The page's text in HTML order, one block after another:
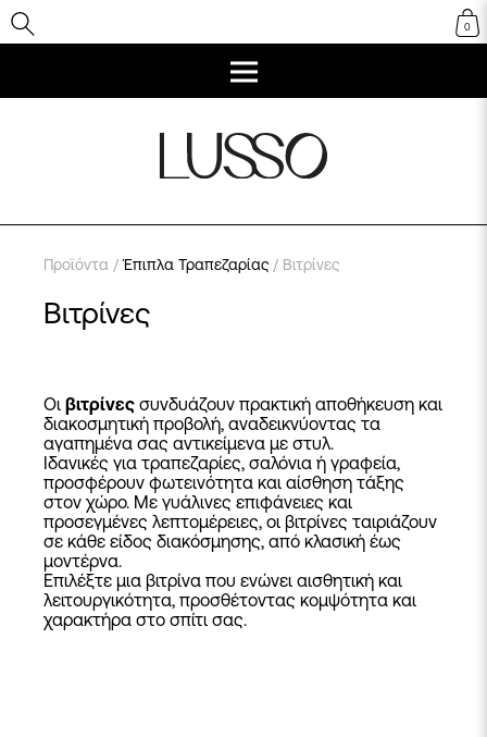
0
Προϊόντα /Έπιπλα Τραπεζαρίας / Βιτρίνες
Βιτρίνες
Οι βιτρίνες συνδυάζουν πρακτική αποθήκευση και
διακοσμητική προβολή, αναδεικνύοντας τα
αγαπημένα σας αντικείμενα με στυλ.
Ιδανικές για τραπεζαρίες, σαλόνια ή γραφεία,
προσφέρουν φωτεινότητα και αίσθηση τάξης
στον χώρο. Με γυάλινες επιφάνειες και
προσεγμένες λεπτομέρειες, οι βιτρίνες ταιριάζουν
σε κάθε είδος διακόσμησης, από κλασική έως
μοντέρνα.
Επιλέξτε μια βιτρίνα που ενώνει αισθητική και
λειτουργικότητα, προσθέτοντας κομψότητα και
χαρακτήρα στο σπίτι σας.